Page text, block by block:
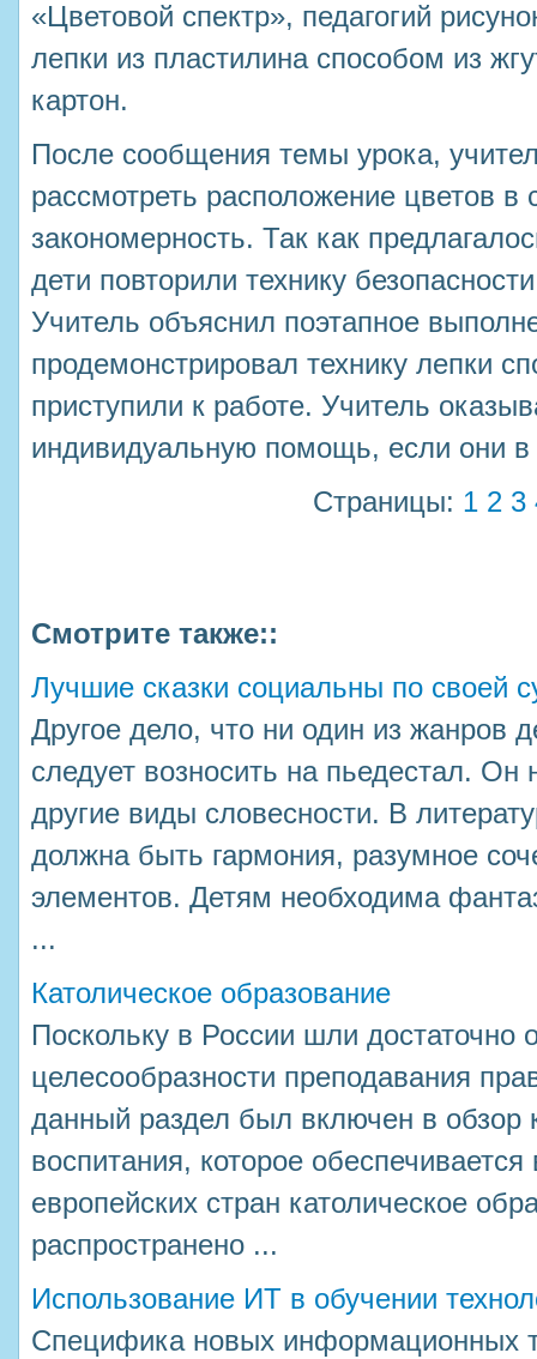
«Цветовой спектр», педагогий
лепки из пластилина способом из
картон.
После сообщения темы урока,
рассмотреть расположение цветов в
закономерность. Так как
дети повторили технику
Учитель объяснил поэтапное
продемонстрировал технику лепки
приступили к работе. Учитель
индивидуальную помощь, если они
Страницы: 1 2 3
Смотрите также::
Лучшие сказки социальны по своей
Другое дело, что ни один из жанров
следует возносить на пьедестал.
другие виды словесности. В
должна быть гармония, разумное
элементов. Детям необходима
...
Католическое образование
Поскольку в России шли достаточно
целесообразности преподавания
данный раздел был включен в обзор
воспитания, которое
европейских стран католическое
распространено ...
Использование ИТ в обучении
Специфика новых информационных